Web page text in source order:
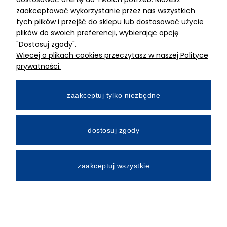
MIMARI sp z o.o.
ul. Kurkowa 12
50-210 Wrocław
Dane rejestracyjne
NIP:8982325327
Wpłacony w całości
Numer konta bankowego
All Rights Reserved © 2026 Mimari.com.pl
zaakceptować wykorzystanie przez nas wszystkich
tych plików i przejść do sklepu lub dostosować użycie
plików do swoich preferencji, wybierając opcję
"Dostosuj zgody".
Więcej o plikach cookies przeczytasz w naszej Polityce
prywatności.
zaakceptuj tylko niezbędne
dostosuj zgody
zaakceptuj wszystkie